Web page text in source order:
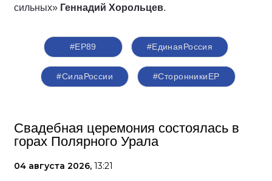
сильных» Геннадий Хорольцев.
#ЕР89 #ЕдинаяРоссия
#СилаРоссии #СторонникиЕР
Свадебная церемония состоялась в
горах Полярного Урала
04 августа 2026, 13:21